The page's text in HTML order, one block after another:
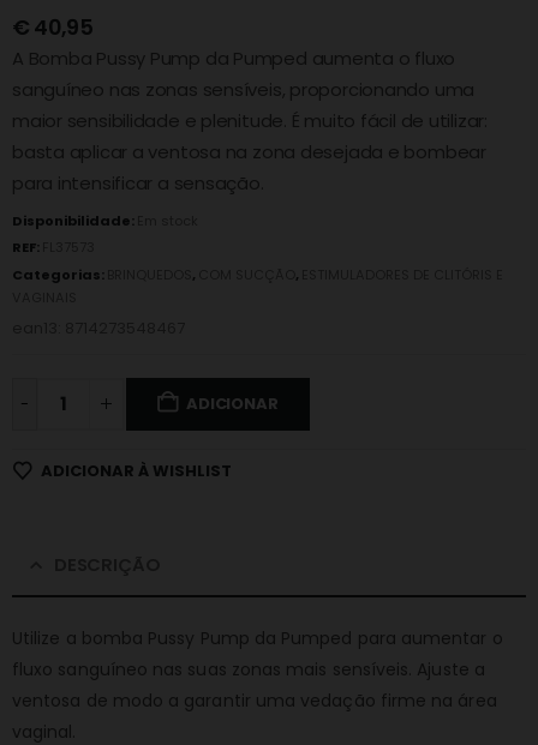
€ 40,95
A Bomba Pussy Pump da Pumped aumenta o fluxo
sanguíneo nas zonas sensíveis, proporcionando uma
maior sensibilidade e plenitude. É muito fácil de utilizar:
basta aplicar a ventosa na zona desejada e bombear
para intensificar a sensação.
Disponibilidade:
REF:
Categorias:
, ,
- ADICIONAR
ADICIONAR À WISHLIST
Utilize a bomba Pussy Pump da Pumped para aumentar o
fluxo sanguíneo nas suas zonas mais sensíveis. Ajuste a
ventosa de modo a garantir uma vedação firme na área
vaginal.